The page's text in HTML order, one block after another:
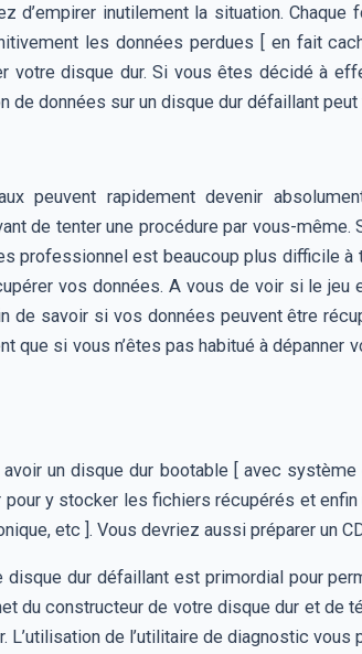
d’empirer inutilement la situation.
les données perdues [ en fait
votre disque dur. Si vous êtes décidé à
de données sur un disque dur défaillant
peuvent rapidement devenir
de tenter une procédure par vous-même.
professionnel est beaucoup plus difficile à
vos données. A vous de voir si le jeu
de savoir si vos données peuvent être
que si vous n’êtes pas habitué à
un disque dur bootable [ avec
y stocker les fichiers récupérés et
etc ]. Vous devriez aussi préparer un
disque dur défaillant est primordial pour
du constructeur de votre disque dur et de
L’utilisation de l’utilitaire de diagnostic